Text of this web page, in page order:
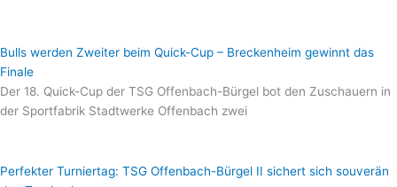
Bulls werden Zweiter beim Quick-Cup – Breckenheim gewinnt das
Finale
Der 18. Quick-Cup der TSG Offenbach-Bürgel bot den Zuschauern in
der Sportfabrik Stadtwerke Offenbach zwei
Perfekter Turniertag: TSG Offenbach-Bürgel II sichert sich souverän